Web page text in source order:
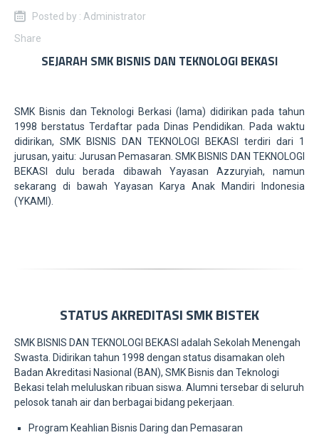
Posted by : Administrator
Share
SEJARAH SMK BISNIS DAN TEKNOLOGI BEKASI
SMK Bisnis dan Teknologi Berkasi (lama) didirikan pada tahun
1998 berstatus Terdaftar pada Dinas Pendidikan. Pada waktu
didirikan, SMK BISNIS DAN TEKNOLOGI BEKASI terdiri dari 1
jurusan, yaitu: Jurusan Pemasaran. SMK BISNIS DAN TEKNOLOGI
BEKASI dulu berada dibawah Yayasan Azzuryiah, namun
sekarang di bawah Yayasan Karya Anak Mandiri Indonesia
(YKAMI).
STATUS AKREDITASI SMK BISTEK
SMK BISNIS DAN TEKNOLOGI BEKASI adalah Sekolah Menengah
Swasta. Didirikan tahun 1998 dengan status disamakan oleh
Badan Akreditasi Nasional (BAN), SMK Bisnis dan Teknologi
Bekasi telah meluluskan ribuan siswa. Alumni tersebar di seluruh
pelosok tanah air dan berbagai bidang pekerjaan.
Program Keahlian Bisnis Daring dan Pemasaran